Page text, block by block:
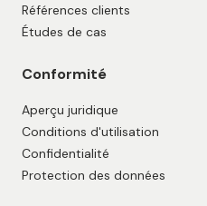
Références clients
Études de cas
Conformité
Aperçu juridique
Conditions d'utilisation
Confidentialité
Protection des données